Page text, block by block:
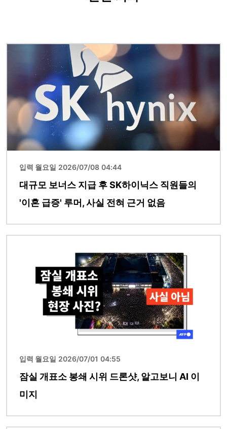
입력 월요일 2026/07/08 04:44
대규모 보너스 지급 후 SK하이닉스 직원들의
'이혼 급증' 루머, 사실 전혀 근거 없음
입력 월요일 2026/07/01 04:55
잠실 개표소 봉쇄 시위 드론샷, 알고보니 AI 이
미지